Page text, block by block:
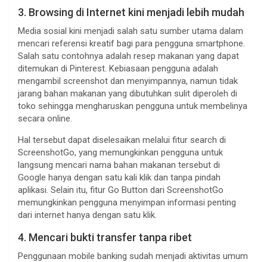
3. Browsing di Internet kini menjadi lebih mudah
Media sosial kini menjadi salah satu sumber utama dalam
mencari referensi kreatif bagi para pengguna smartphone.
Salah satu contohnya adalah resep makanan yang dapat
ditemukan di Pinterest. Kebiasaan pengguna adalah
mengambil screenshot dan menyimpannya, namun tidak
jarang bahan makanan yang dibutuhkan sulit diperoleh di
toko sehingga mengharuskan pengguna untuk membelinya
secara online.
Hal tersebut dapat diselesaikan melalui fitur search di
ScreenshotGo, yang memungkinkan pengguna untuk
langsung mencari nama bahan makanan tersebut di
Google hanya dengan satu kali klik dan tanpa pindah
aplikasi. Selain itu, fitur Go Button dari ScreenshotGo
memungkinkan pengguna menyimpan informasi penting
dari internet hanya dengan satu klik.
4. Mencari bukti transfer tanpa ribet
Penggunaan mobile banking sudah menjadi aktivitas umum